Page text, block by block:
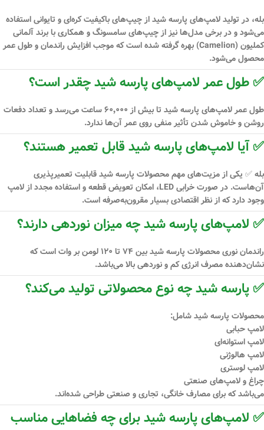
بله، در تولید لامپ‌های پارسه شید ازچیپ‌های باکیفیت کره‌ای و تایوانیاستفاده
می‌شود و در برخی مدل‌ها نیز ازچیپ‌های سامسونگ و همکاری با برند آلمانی
کملیون (Camelion)
بهره گرفته شده است که موجب افزایش راندمان و طول عمر
محصول می‌شود.
✅ طول عمر لامپ‌های پارسه شید چقدر است؟
طول عمر لامپ‌های پارسه شید تابیش از ۶۰٬۰۰۰ ساعت
می‌رسد و تعداد دفعات
روشن و خاموش شدن تأثیر منفی روی عمر آن‌ها ندارد.
✅ آیا لامپ‌های پارسه شید قابل تعمیر هستند؟
بله ✅ یکی از مزیت‌های مهم محصولات پارسه شیدقابلیت تعمیرپذیری
آن‌هاست. در صورت خرابی LED، امکان تعویض قطعه و استفاده مجدد از لامپ
وجود دارد که از نظر اقتصادی بسیار مقرون‌به‌صرفه است.
✅ لامپ‌های پارسه شید چه میزان نوردهی دارند؟
راندمان نوری محصولات پارسه شید بین ۷۴ تا ۱۲۰ لومن بر وات
است که
نشان‌دهنده مصرف انرژی کم و نوردهی بالا می‌باشد.
✅ پارسه شید چه نوع محصولاتی تولید می‌کند؟
محصولات پارسه شید شامل:
لامپ حبابی
لامپ استوانه‌ای
لامپ هالوژنی
لامپ لوستری
چراغ و لامپ‌های صنعتی
می‌باشد که برای مصارف خانگی، تجاری و صنعتی طراحی شده‌اند.
✅ لامپ‌های پارسه شید برای چه فضاهایی مناسب